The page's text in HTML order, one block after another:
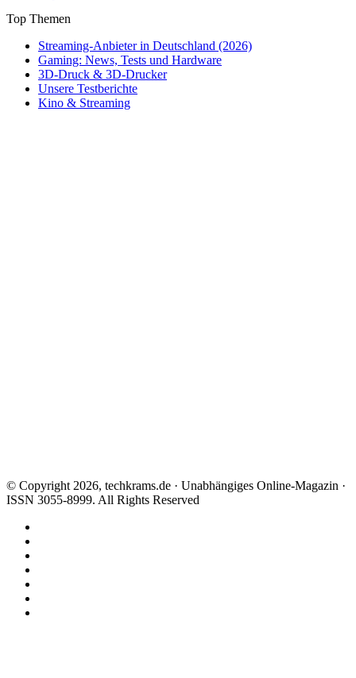
Top Themen
Streaming-Anbieter in Deutschland (2026)
Gaming: News, Tests und Hardware
3D-Druck & 3D-Drucker
Unsere Testberichte
Kino & Streaming
© Copyright 2026, techkrams.de · Unabhängiges Online-Magazin ·
ISSN 3055-8999. All Rights Reserved